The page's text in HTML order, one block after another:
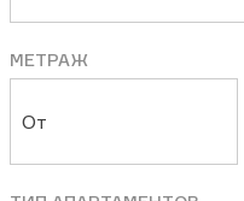
МЕТРАЖ
От